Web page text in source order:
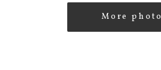
More photo